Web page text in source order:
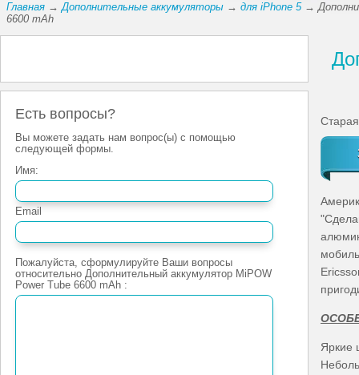
Главная →Дополнительные аккумуляторы → для iPhone 5→
6600 mAh
Есть вопросы?
Вы можете задать нам вопрос(ы) с помощью
следующей формы.
Имя:
Email
Пожалуйста, сформулируйте Ваши вопросы
относительно Дополнительный аккумулятор MiPOW
Power Tube 6600 mAh :
Яркие